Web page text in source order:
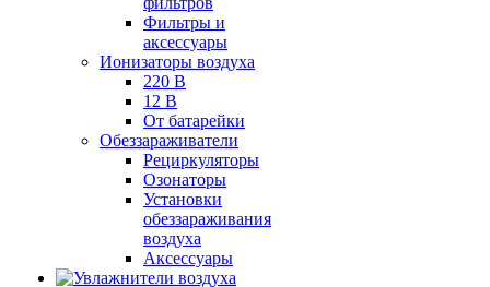
Фильтры и
аксессуары
Ионизаторы воздуха
220 В
12 В
От батарейки
Обеззараживатели
Рециркуляторы
Озонаторы
Установки
обеззараживания
воздуха
Аксессуары